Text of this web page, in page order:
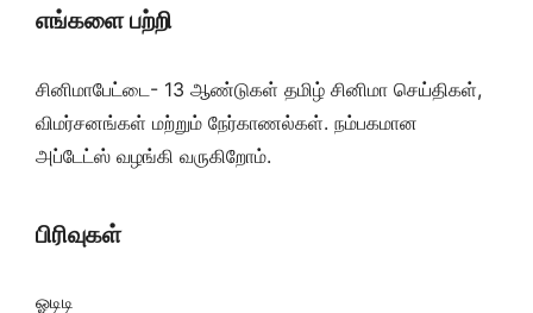
எங்களை பற்றி
சினிமாபேட்டை- 13 ஆண்டுகள் தமிழ் சினிமா செய்திகள்,
விமர்சனங்கள் மற்றும் நேர்காணல்கள். நம்பகமான
அப்டேட்ஸ் வழங்கி வருகிறோம்.
பிரிவுகள்
ஓடிடி